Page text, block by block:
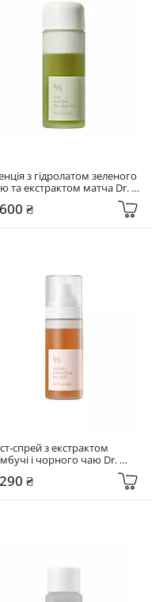
з гідролатом зеленого
та екстрактом матча Dr.
150 мл Jeju Matcha Tea
₴
спрей з екстрактом
і чорного чаю Dr.
Tea Mist
₴